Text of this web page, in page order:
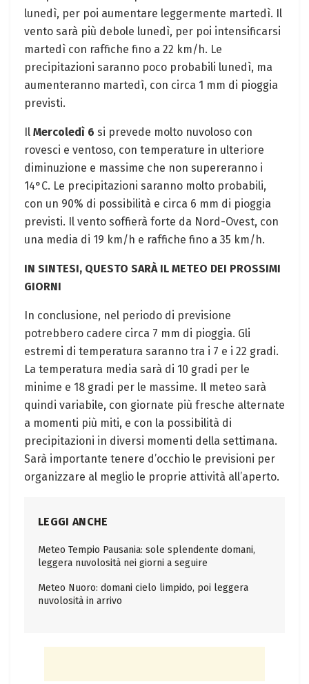
lunedì, per poi aumentare leggermente martedì. Il
vento sarà più debole lunedì, per poi intensificarsi
martedì con raffiche fino a 22 km/h. Le
precipitazioni saranno poco probabili lunedì, ma
aumenteranno martedì, con circa 1 mm di pioggia
previsti.
Il Mercoledì 6 si prevede molto nuvoloso con
rovesci e ventoso, con temperature in ulteriore
diminuzione e massime che non supereranno i
14°C. Le precipitazioni saranno molto probabili,
con un 90% di possibilità e circa 6 mm di pioggia
previsti. Il vento soffierà forte da Nord-Ovest, con
una media di 19 km/h e raffiche fino a 35 km/h.
IN SINTESI, QUESTO SARÀ IL METEO DEI PROSSIMI
GIORNI
In conclusione, nel periodo di previsione
potrebbero cadere circa 7 mm di pioggia. Gli
estremi di temperatura saranno tra i 7 e i 22 gradi.
La temperatura media sarà di 10 gradi per le
minime e 18 gradi per le massime. Il meteo sarà
quindi variabile, con giornate più fresche alternate
a momenti più miti, e con la possibilità di
precipitazioni in diversi momenti della settimana.
Sarà importante tenere d’occhio le previsioni per
organizzare al meglio le proprie attività all’aperto.
LEGGI ANCHE
Meteo Tempio Pausania: sole splendente domani,
leggera nuvolosità nei giorni a seguire
Meteo Nuoro: domani cielo limpido, poi leggera
nuvolosità in arrivo